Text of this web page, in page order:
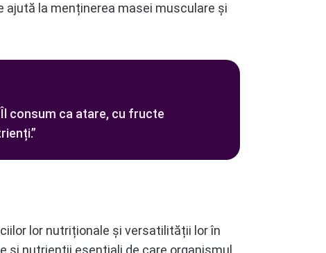
ajută la menținerea masei musculare și
consum ca atare, cu fructe
lor nutriționale și versatilității lor în
și nutrienții esențiali de care organismul